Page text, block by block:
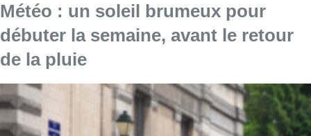
Météo : un soleil brumeux pour
débuter la semaine, avant le retour
de la pluie